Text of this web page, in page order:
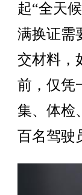
起“全天
满换证需
交材料，
前，仅凭
集、体检
百名驾驶